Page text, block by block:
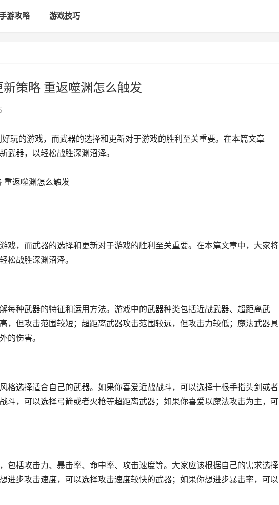
游攻略 游戏技巧
新策略 重返噬渊怎么触发
玩的游戏，而武器的选择和更新对于游戏的胜利至关重要。在本篇文章
武器，以轻松战胜深渊沼泽。
重返噬渊怎么触发
戏，而武器的选择和更新对于游戏的胜利至关重要。在本篇文章中，大家将
松战胜深渊沼泽。
每种武器的特征和运用方法。游戏中的武器种类包括近战武器、超距离武
，但攻击范围较短；超距离武器攻击范围较远，但攻击力较低；魔法武器具
的伤害。
格选择适合自己的武器。如果你喜爱近战战斗，可以选择十根手指头剑或者
斗，可以选择弓箭或者火枪等超距离武器；如果你喜爱以魔法攻击为主，可
包括攻击力、暴击率、命中率、攻击速度等。大家应该根据自己的需求选择
进步攻击速度，可以选择攻击速度较快的武器；如果你想进步暴击率，可以